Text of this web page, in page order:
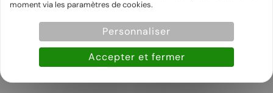
moment via les paramètres de cookies.
Accepter et fermer
Personnaliser